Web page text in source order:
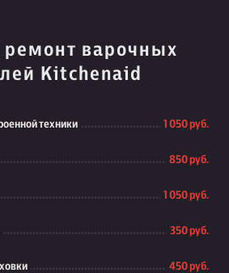
варочных
Kitchenaid
техники 1 050 руб.
850 руб.
1 050 руб.
350 руб.
450 руб.